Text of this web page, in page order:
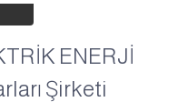
ENERJİ
Şirketi